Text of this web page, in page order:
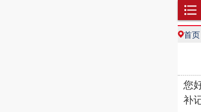
首页
您
补